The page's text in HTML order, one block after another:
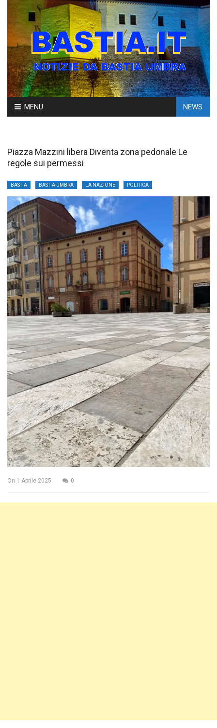
Skip
to
MENU NEWS
Piazza Mazzini libera Diventa zona pedonale Le
regole sui permessi
BASTIA BASTIA UMBRA LA NAZIONE POLITICA
On 1 Aprile 2025 0